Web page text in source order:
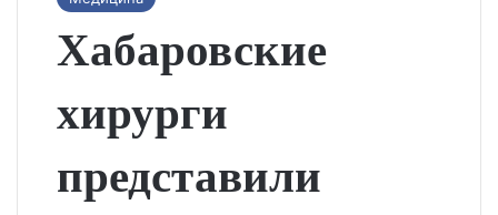
Хабаровские
хирурги
представили